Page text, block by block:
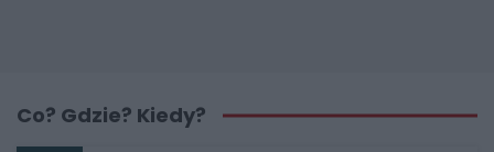
Co? Gdzie? Kiedy?